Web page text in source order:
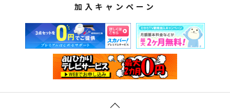
加入キャンペーン